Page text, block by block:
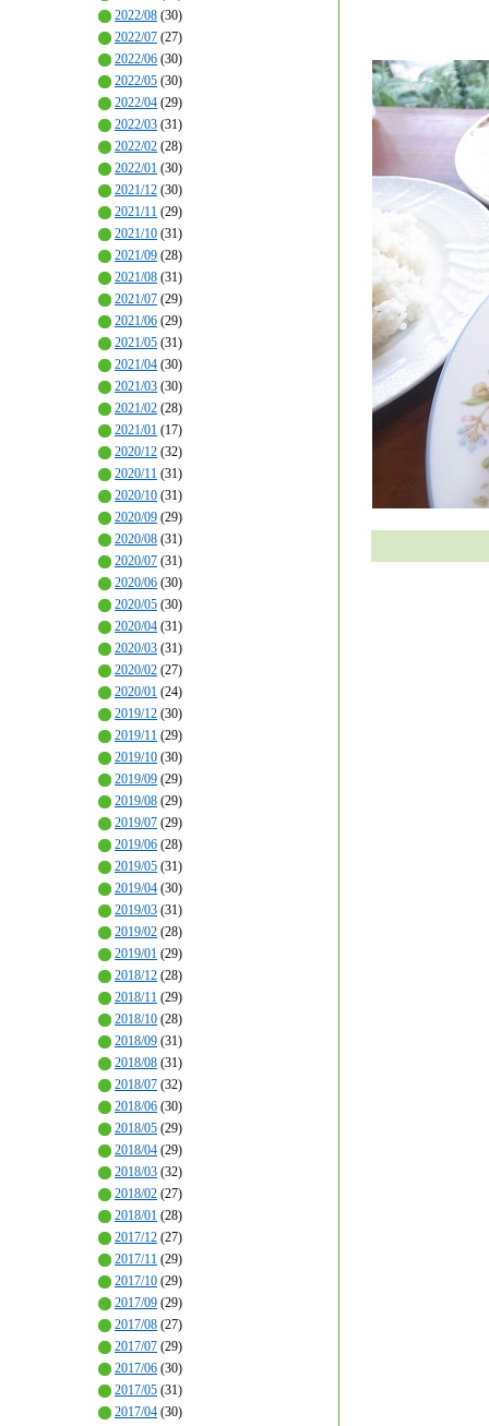
2022/08 (30)
2022/07 (27)
2022/06 (30)
2022/05 (30)
2022/04 (29)
2022/03 (31)
2022/02 (28)
2022/01 (30)
2021/12 (30)
2021/11 (29)
2021/10 (31)
2021/09 (28)
2021/08 (31)
2021/07 (29)
2021/06 (29)
2021/05 (31)
2021/04 (30)
2021/03 (30)
2021/02 (28)
2021/01 (17)
2020/12 (32)
2020/11 (31)
2020/10 (31)
2020/09 (29)
2020/08 (31)
2020/07 (31)
2020/06 (30)
2020/05 (30)
2020/04 (31)
2020/03 (31)
2020/02 (27)
2020/01 (24)
2019/12 (30)
2019/11 (29)
2019/10 (30)
2019/09 (29)
2019/08 (29)
2019/07 (29)
2019/06 (28)
2019/05 (31)
2019/04 (30)
2019/03 (31)
2019/02 (28)
2019/01 (29)
2018/12 (28)
2018/11 (29)
2018/10 (28)
2018/09 (31)
2018/08 (31)
2018/07 (32)
2018/06 (30)
2018/05 (29)
2018/04 (29)
2018/03 (32)
2018/02 (27)
2018/01 (28)
2017/12 (27)
2017/11 (29)
2017/10 (29)
2017/09 (29)
2017/08 (27)
2017/07 (29)
2017/06 (30)
2017/05 (31)
2017/04 (30)